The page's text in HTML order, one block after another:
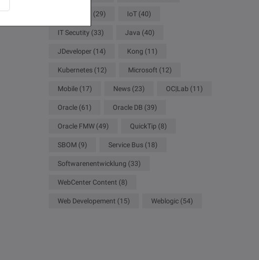
(29) IoT (40)
IT Secutity (33) Java (40)
JDeveloper (14) Kong (11)
Kubernetes (12) Microsoft (12)
Mobile (17) News (23) OC|Lab (11)
Oracle (61) Oracle DB (39)
Oracle FMW (49) QuickTip (8)
SBOM (9) Service Bus (18)
Softwarenentwicklung (33)
WebCenter Content (8)
Web Developement (15) Weblogic (54)